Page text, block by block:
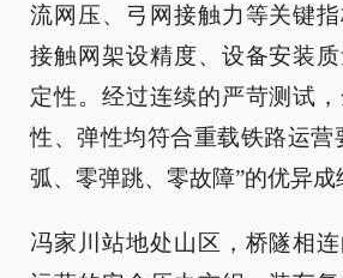
流网压、弓网接触力等关键
接触网架设精度、设备安装
定性。经过连续的严苛测试
性、弹性均符合重载铁路运营
弧、零弹跳、零故障”的优异成
冯家川站地处山区，桥隧相